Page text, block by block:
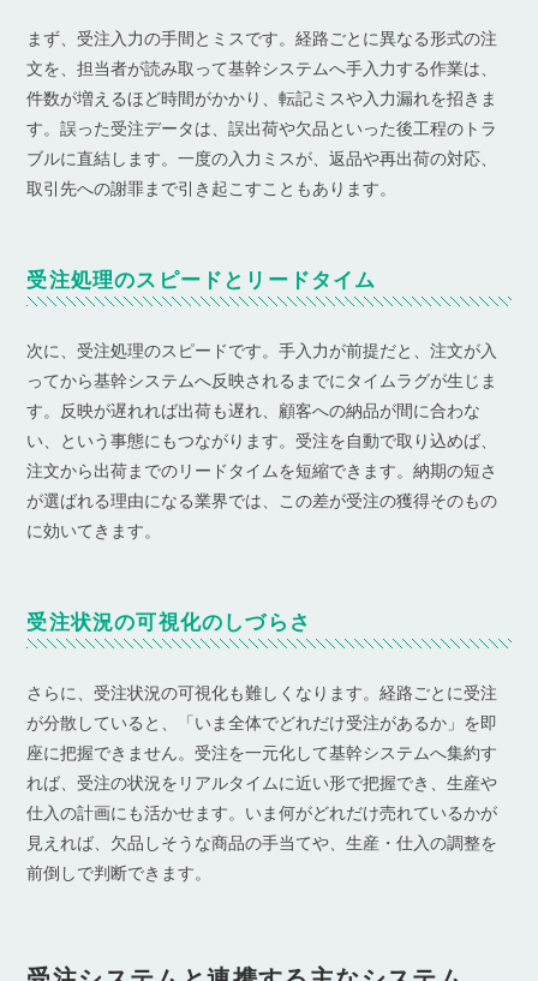
まず、受注入力の手間とミスです。経路ごとに異なる形式の注
文を、担当者が読み取って基幹システムへ手入力する作業は、
件数が増えるほど時間がかかり、転記ミスや入力漏れを招きま
す。誤った受注データは、誤出荷や欠品といった後工程のトラ
ブルに直結します。一度の入力ミスが、返品や再出荷の対応、
取引先への謝罪まで引き起こすこともあります。
受注処理のスピードとリードタイム
次に、受注処理のスピードです。手入力が前提だと、注文が入
ってから基幹システムへ反映されるまでにタイムラグが生じま
す。反映が遅れれば出荷も遅れ、顧客への納品が間に合わな
い、という事態にもつながります。受注を自動で取り込めば、
注文から出荷までのリードタイムを短縮できます。納期の短さ
が選ばれる理由になる業界では、この差が受注の獲得そのもの
に効いてきます。
受注状況の可視化のしづらさ
さらに、受注状況の可視化も難しくなります。経路ごとに受注
が分散していると、「いま全体でどれだけ受注があるか」を即
座に把握できません。受注を一元化して基幹システムへ集約す
れば、受注の状況をリアルタイムに近い形で把握でき、生産や
仕入の計画にも活かせます。いま何がどれだけ売れているかが
見えれば、欠品しそうな商品の手当てや、生産・仕入の調整を
前倒しで判断できます。